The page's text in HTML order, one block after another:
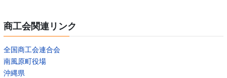
商工会関連リンク
全国商工会連合会
南風原町役場
沖縄県